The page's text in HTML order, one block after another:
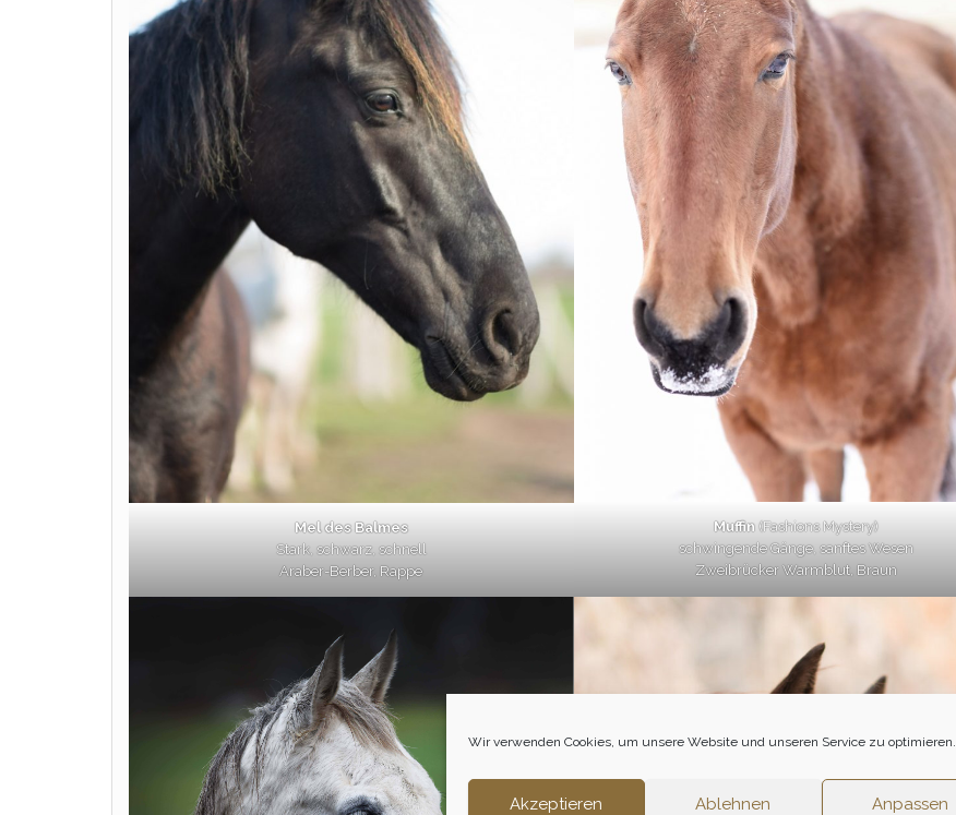
Wir verwenden Cookies, um unsere Website und unseren Service zu optimieren.
Akzeptieren Ablehnen Anpassen
Mel des Balmes
Stark, schwarz, schnell
Araber-Berber, Rappe
Muffin (Fashions Mystery)
schwingende Gänge, sanftes Wesen
Zweibrücker Warmblut, Braun